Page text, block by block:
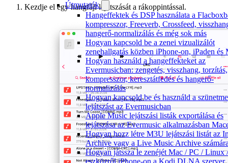
Útmutatók
Hangeffektek és DSP használata a
kompresszor, Freeverb, Crossfeed,
hangerő-normalizálás és még sok más
Hogyan kapcsold be a zenei vizualizálót
zenehallgatás közben iPhone-on, iPaden és
Hogyan használd a hangeffekteket az
Evermusicban: zengetés, visszhang, torzítás,
kompresszor, keresztátfedés és hangerő-
normalizálás
Hogyan kapcsold be és használd a
lejátszást az Evermusicban
Apple Music lejátszási listák exportálása és
lejátszása az Evermusic alkalmazásban
Hogyan hozz létre M3U lejátszási listát az
Archive vagy a Live Music Archive
Hogyan játssza le zenéjét Mac / PC / Linux
eszközről iPhone-on a Kodi DLNA szerver
Kezdje el egy hangfájl lejátszását a rákoppintással.